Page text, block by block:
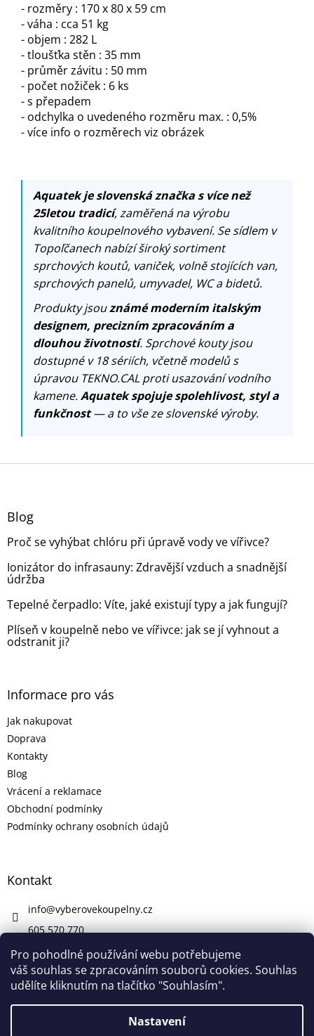
Pro pohodlné používání webu potřebujeme
váš souhlas se zpracováním souborů cookies. Souhlas
udělíte kliknutím na tlačítko "Souhlasím".
Nastavení
- rozměry : 170 x 80 x 59 cm
- váha : cca 51 kg
- objem : 282 L
- tloušťka stěn : 35 mm
- průměr závitu : 50 mm
- počet nožiček : 6 ks
- s přepadem
- odchylka o uvedeného rozměru max. : 0,5%
- více info o rozměrech viz obrázek
Aquatek je slovenská značka s více než
25letou tradicí, zaměřená na výrobu
kvalitního koupelnového vybavení. Se sídlem v
Topoľčanech nabízí široký sortiment
sprchových koutů, vaniček, volně stojících van,
sprchových panelů, umyvadel, WC a bidetů.
Produkty jsouznámé moderním italským
designem, precizním zpracováním a
dlouhou životností. Sprchové kouty jsou
dostupné v 18 sériích, včetně modelů s
úpravou TEKNO.CAL proti usazování vodního
kamene.Aquatek spojuje spolehlivost, styl a
funkčnost— a to vše ze slovenské výroby.
Z
Blog
Proč se vyhýbat chlóru při úpravě vody ve vířivce?
Ionizátor do infrasauny: Zdravější vzduch a snadnější
údržba
Tepelné čerpadlo: Víte, jaké existují typy a jak fungují?
Plíseň v koupelně nebo ve vířivce: jak se jí vyhnout a
odstranit ji?
Informace pro vás
Jak nakupovat
Doprava
Kontakty
Blog
Vrácení a reklamace
Obchodní podmínky
Podmínky ochrany osobních údajů
Kontakt
info@vyberovekoupelny.cz
605 570 770
https://www.facebook.com/vyberovekoupelny/